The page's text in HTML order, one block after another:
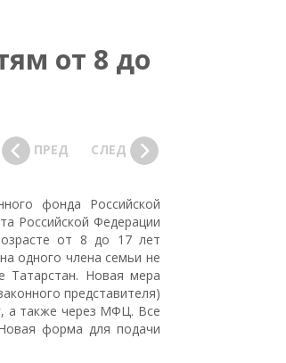
от 8 до
ПРЕД СЛЕД
фонда Российской
Российской Федерации
от 8 до 17 лет
одного члена семьи не
Татарстан. Новая мера
представителя)
а также через МФЦ. Все
форма для подачи